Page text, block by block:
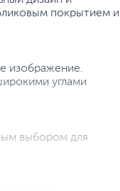
покрытием и
изображение.
углами
выбором для